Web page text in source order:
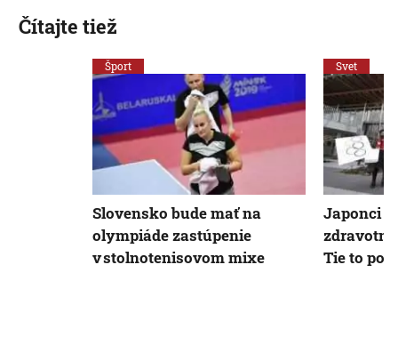
Čítajte tiež
Šport
Slovensko bude mať na
olympiáde zastúpenie
v stolnotenisovom mixe
Svet
Japonci
Tie to